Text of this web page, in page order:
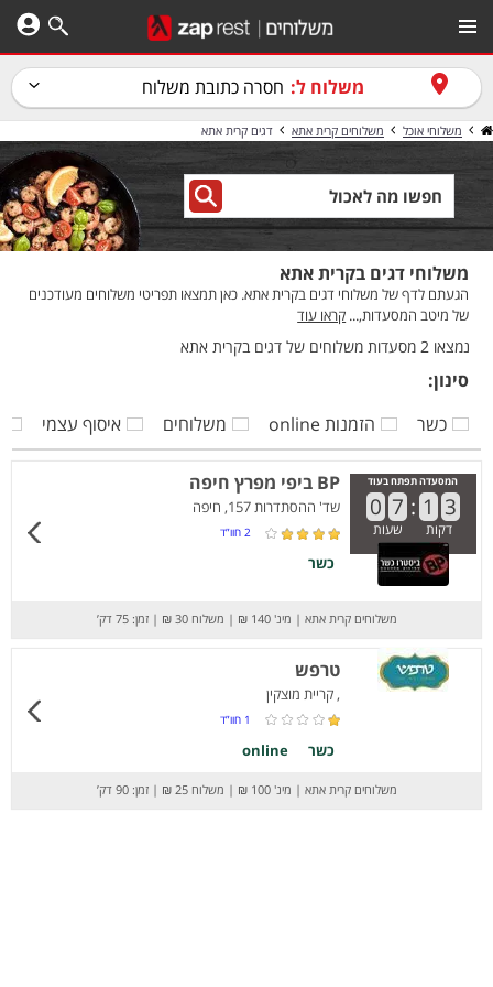
משלוח ל: חסרה כתובת משלוח
משלוחי אוכל משלוחים קרית אתא דגים קרית אתא
משלוחי דגים בקרית אתא
הגעתם לדף של משלוחי דגים בקרית אתא. כאן תמצאו תפריטי משלוחים מעודכנים
של מיטב המסעדות,... קראו עוד
נמצאו 2 מסעדות משלוחים של דגים בקרית אתא
סינון:
כשר
הזמנות online משלוחים איסוף עצמי
המסעדה תפתח בעוד
0 7 : 1 3
דקות שעות
BP ביפי מפרץ חיפה
שד' ההסתדרות 157, חיפה
2 חוו”ד
כשר
משלוחים קרית אתא | מינ' 140 ₪ | משלוח 30 ₪ | זמן: 75 דק’
טרפש
, קריית מוצקין
1 חוו”ד
כשר online
משלוחים קרית אתא | מינ' 100 ₪ | משלוח 25 ₪ | זמן: 90 דק’